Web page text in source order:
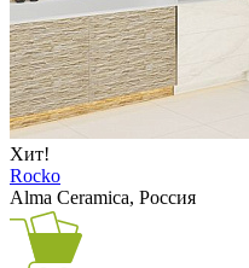
Хит!
Rocko
Alma Ceramica, Россия